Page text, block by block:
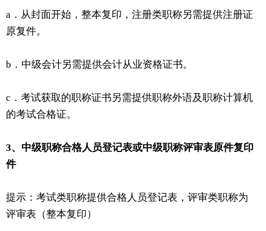
a．从封面开始，整本复印，注册类职称另需提供注册证
原复件。
b．中级会计另需提供会计从业资格证书。
c．考试获取的职称证书另需提供职称外语及职称计算机
的考试合格证。
3、中级职称合格人员登记表或中级职称评审表原件复印
件
提示：考试类职称提供合格人员登记表，评审类职称为
评审表（整本复印）